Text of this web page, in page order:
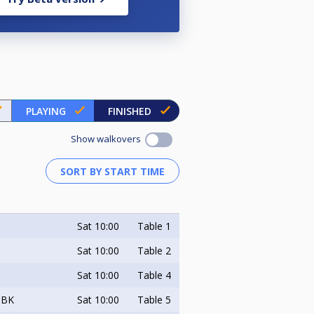
detta i enlighet med
upp i enligt nedan:
dagar innan tävlingen.
PLAYING FINISHED
Show walkovers
Sat 10:00 Table 1
Sat 10:00 Table 2
Sat 10:00 Table 4
Sat 10:00 Table 5